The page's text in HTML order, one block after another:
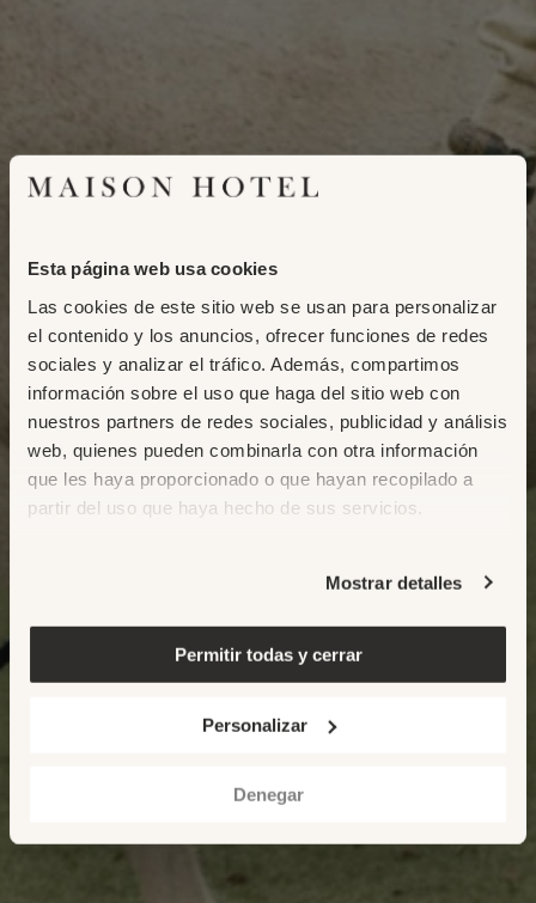
Esta página web usa cookies
Las cookies de este sitio web se usan para personalizar
el contenido y los anuncios, ofrecer funciones de redes
sociales y analizar el tráfico. Además, compartimos
información sobre el uso que haga del sitio web con
nuestros partners de redes sociales, publicidad y análisis
web, quienes pueden combinarla con otra información
que les haya proporcionado o que hayan recopilado a
partir del uso que haya hecho de sus servicios.
Mostrar detalles
Permitir todas y cerrar
Personalizar
Denegar